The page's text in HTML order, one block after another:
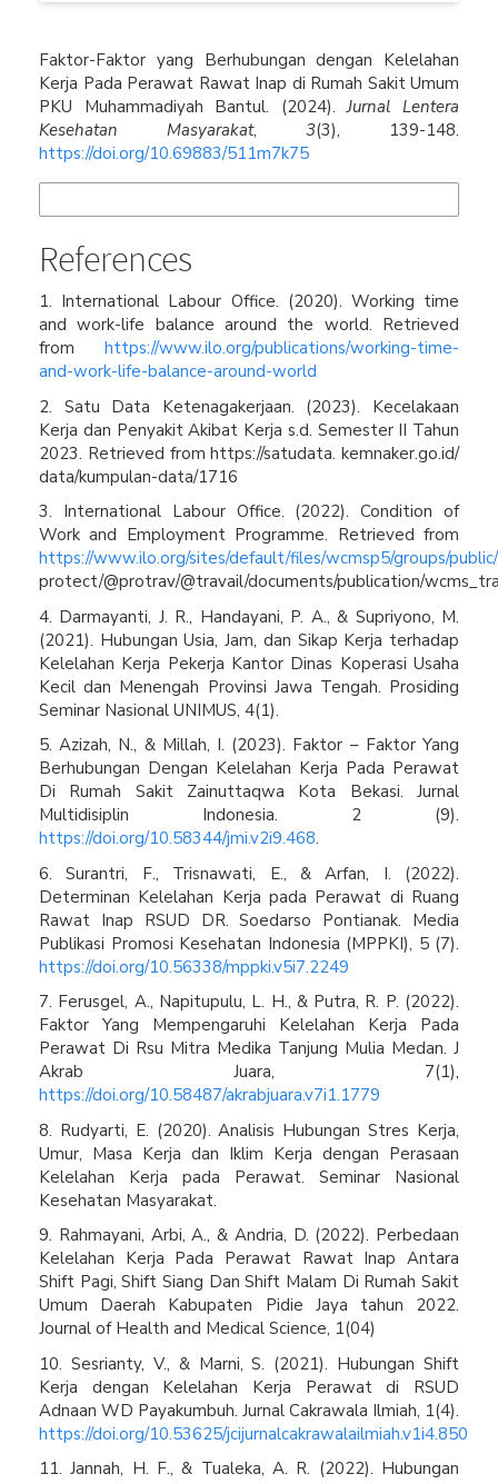
Faktor-Faktor yang Berhubungan dengan Kelelahan
Kerja Pada Perawat Rawat Inap di Rumah Sakit Umum
PKU Muhammadiyah Bantul. (2024).Jurnal Lentera
Kesehatan Masyarakat, 3(3), 139-148.
https://doi.org/10.69883/511m7k75
References
1. International Labour Office. (2020). Working time
and work-life balance around the world. Retrieved
from https://www.ilo.org/publications/working-time-
and-work-life-balance-around-world
2. Satu Data Ketenagakerjaan. (2023). Kecelakaan
Kerja dan Penyakit Akibat Kerja s.d. Semester II Tahun
2023. Retrieved from https://satudata. kemnaker.go.id/
data/kumpulan-data/1716
3. International Labour Office. (2022). Condition of
Work and Employment Programme. Retrieved from
https://www.ilo.org/sites/default/files/wcmsp5/groups/
protect/@protrav/@travail/documents/publication/
4. Darmayanti, J. R., Handayani, P. A., & Supriyono, M.
(2021). Hubungan Usia, Jam, dan Sikap Kerja terhadap
Kelelahan Kerja Pekerja Kantor Dinas Koperasi Usaha
Kecil dan Menengah Provinsi Jawa Tengah. Prosiding
Seminar Nasional UNIMUS, 4(1).
5. Azizah, N., & Millah, I. (2023). Faktor – Faktor Yang
Berhubungan Dengan Kelelahan Kerja Pada Perawat
Di Rumah Sakit Zainuttaqwa Kota Bekasi. Jurnal
Multidisiplin Indonesia. 2 (9).
https://doi.org/10.58344/jmi.v2i9.468.
6. Surantri, F., Trisnawati, E., & Arfan, I. (2022).
Determinan Kelelahan Kerja pada Perawat di Ruang
Rawat Inap RSUD DR. Soedarso Pontianak. Media
Publikasi Promosi Kesehatan Indonesia (MPPKI), 5 (7).
https://doi.org/10.56338/mppki.v5i7.2249
7. Ferusgel, A., Napitupulu, L. H., & Putra, R. P. (2022).
Faktor Yang Mempengaruhi Kelelahan Kerja Pada
Perawat Di Rsu Mitra Medika Tanjung Mulia Medan. J
Akrab Juara, 7(1),
https://doi.org/10.58487/akrabjuara.v7i1.1779
8. Rudyarti, E. (2020). Analisis Hubungan Stres Kerja,
Umur, Masa Kerja dan Iklim Kerja dengan Perasaan
Kelelahan Kerja pada Perawat. Seminar Nasional
Kesehatan Masyarakat.
9. Rahmayani, Arbi, A., & Andria, D. (2022). Perbedaan
Kelelahan Kerja Pada Perawat Rawat Inap Antara
Shift Pagi, Shift Siang Dan Shift Malam Di Rumah Sakit
Umum Daerah Kabupaten Pidie Jaya tahun 2022.
Journal of Health and Medical Science, 1(04)
10. Sesrianty, V., & Marni, S. (2021). Hubungan Shift
Kerja dengan Kelelahan Kerja Perawat di RSUD
Adnaan WD Payakumbuh. Jurnal Cakrawala Ilmiah, 1(4).
https://doi.org/10.53625/jcijurnalcakrawalailmiah.v1i4.850
11. Jannah, H. F., & Tualeka, A. R. (2022). Hubungan